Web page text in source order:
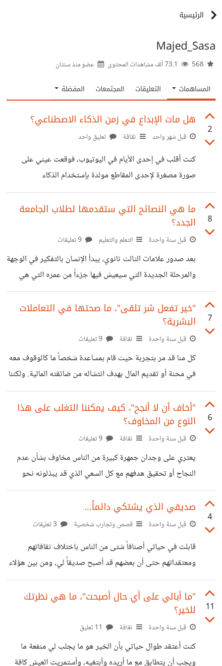
الرئيسية
Majed_Sasa
عضو منذسنتان
المساهمات التعليقات المجتمعات المفضلة
2
هل مات الإبداع في زمن الذكاء الاصطناعي؟
قبل شهر واحد ثقافة تعليق واحد
كنت أقلب في إحدى الأيام في اليوتيوب، فوقعت عيني على
صورة مصغرة لإحدى المقاطع مولدة بإستخدام الذكاء
الاصطناعي، فلم أبالي وبعد قليل وجدت مقطعا آخر بصورة
مصغرة شبيهة بل مثلها مع اختلاف صورة الشخص لدرجة أنك
تستطيع أن تعلم الأداة التي استخدمها كلهما في توليد تلك الصور.
المشكلة في الأمر هي بتفشي الكسل في توليد الأفكار فليست
فقط الصور هي التي أصبحت مكررة بل حتى المعلومات في كثير
من المقاطع في مختلف وسائل التواصل الاجتماعي. تحس أن
8
ما هي النصائح التي ستقدمها لطلاب الجامعة
الجدد؟
قبل سنة واحدة التعلم والتعليم
بعد صدور علامات الثالث ثانوي، يبدأ الإنسان بالتفكير في الوجهة
والمرحلة الجديدة التي سيعيش فيها جزءاً من عمره التي هي
الجامعة. تختلف الجامعة بشكل جذري عن المدرسة، فبعد أن كان
الشخص مقيدا بمواد ومواقيت محددة من قبل المدرسة، يصبح
لديه حرية أكبر في اختيار ترتيب المواد الذي يريده والوقت الذي
يناسبه مع تواجد اختلافات آخرى. هذه الحرية التي تمدها
الجامعة لطلابها بالرغم من جمالها، إلا أنها قد أوقعت العديد في
شباك الضياع والتسيب الجامعي مما أثر سلباً على تحصيلهم
7
"خير تفعل شر تلقى"، ما صحتها في التعاملات
البشرية؟
قبل سنة واحدة ثقافة
كل منا قد مر بتجربة حيث قام بمساعدة شخصاً ما كالوقوف معه
في محنة أو تقديم المال بهدف انتشاله من ضائقته المالية. ولكننا
لا نتلقى نفس التصرف الذي قمنا به لهذا الشخص عندما نتعرض
لموقف شبيه بذلك، حتى أن بعضهم قد ينكر المعروف الذي
قدمناه. لذلك يتردد على قول البعض مقولة مغلوطة ولكنها شائعة
مع الأسف: "خير تفعل شر تلقى" المشكلة في الأمر هي أننا
أخطأنا في تقديرنا للأمور فأعتبرنا أن التعامل بحُسنٍ سيقابل
بحسن ، ولكننا بشر،مختلفون في تكويناتنا
6
"أخاف أن لا أنجح"، كيف يمكننا التغلب على هذا
النوع من المخاوف؟
قبل سنة واحدة ثقافة
يعتري على وجدان جمهرة كبيرة من الناس مخاوف بشأن عدم
النجاح أو تحقيق هدفهم مع كل السعي الذي قد يبذلونه نحو
تحقيقه. هذا الأمر يسبب ضعف الهمة نحو الاستمرار مما قد يدفع
البعض إلى التوقف عن السعي نهائيا. السبب خلف هذا الخوف هو
تفكيرنا المتواصل حيال نتيجة أي هدف نسعى للقيام به، أي أننا
نوجه تفكيرنا حو أمر ،وهي النتيجة، لا يمكننا التحكم به فهي
خارج نطاق البشر مما يجعلنا مكبلين وعاجزين عن القيام بأدنى
تصرف لتحويل حلمنا إلى حقيقة،
4
صديقي الذي يشتكي دائماً...
قبل سنة واحدة قصص وتجارب شخصية
قابلت في حياتي أصنافاً شتى من الناس باختلاف ثقافاتهم
ومعتقداتهم حتى أن بعضهم قد أصبح صديقاً لي، ومن بين هؤلاء
الأصدقاء، شخص أعزه وأحترمه وأسعد بمقابلته إلا أنه يمتلك
عادة أمقتها وهي عادة الشكوى التي لاحظت أنها أصبحت ثقافة
مجتمعات، فعندما أسال صديقي عن حاله يقول الحمدلله وثم
يبدأ بالشكوى عن حياته التي قد يكون بها بعض الأمور الحسنة.
أعتبرها عادة لأن صاحبها قد اعتاد على النظر إلى النصف الفارغ
من الكوب، حتى وإن كان هناك ماء في الكوب، وهذه
11
"ما أبالي على أي حال أصبحت"، ما هي نظرتك
للخير؟
قبل سنة واحدة ثقافة
كنت أعتقد طوال حياتي بأن الخير هو ما يجلب لي منفعة ما
ويجب أن يتطابق مع ما أريده وأبتغيه، وأستمريت العيش كافة